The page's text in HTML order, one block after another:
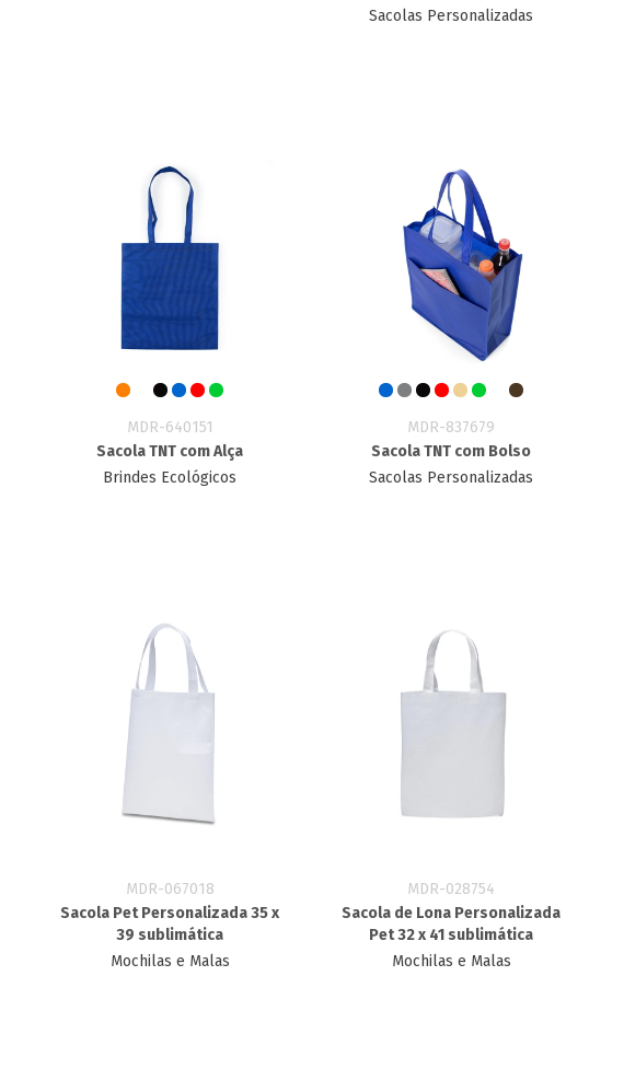
Sacolas Personalizadas
MDR-640151
Sacola TNT com Alça
Brindes Ecológicos
MDR-837679
Sacola TNT com Bolso
Sacolas Personalizadas
MDR-067018
Sacola Pet Personalizada 35 x
39 sublimática
Mochilas e Malas
MDR-028754
Sacola de Lona Personalizada
Pet 32 x 41 sublimática
Mochilas e Malas